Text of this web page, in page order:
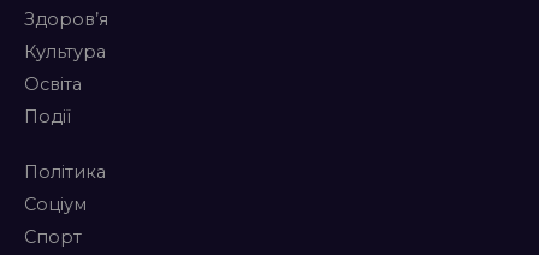
Здоров’я
Культура
Освіта
Події
Політика
Соціум
Спорт